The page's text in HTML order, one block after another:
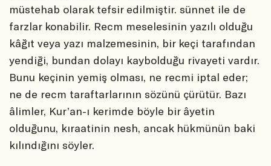
müstehab olarak tefsir edilmiştir. sünnet ile de
farzlar konabilir. Recm meselesinin yazılı olduğu
kâğıt veya yazı malzemesinin, bir keçi tarafından
yendiği, bundan dolayı kaybolduğu rivayeti vardır.
Bunu keçinin yemiş olması, ne recmi iptal eder;
ne de recm taraftarlarının sözünü çürütür. Bazı
âlimler, Kur’an-ı kerimde böyle bir âyetin
olduğunu, kıraatinin nesh, ancak hükmünün baki
kılındığını söyler.